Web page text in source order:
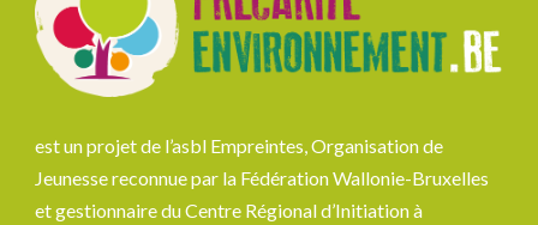
est un projet de l’asbl Empreintes, Organisation de
Jeunesse reconnue par la Fédération Wallonie-Bruxelles
et gestionnaire du Centre Régional d’Initiation à